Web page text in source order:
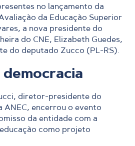
no lançamento da
da Educação Superior
a nova presidente do
do CNE, Elizabeth Guedes,
do deputado Zucco (PL-RS).
diretor-presidente do
ANEC, encerrou o evento
da entidade com a
como projeto